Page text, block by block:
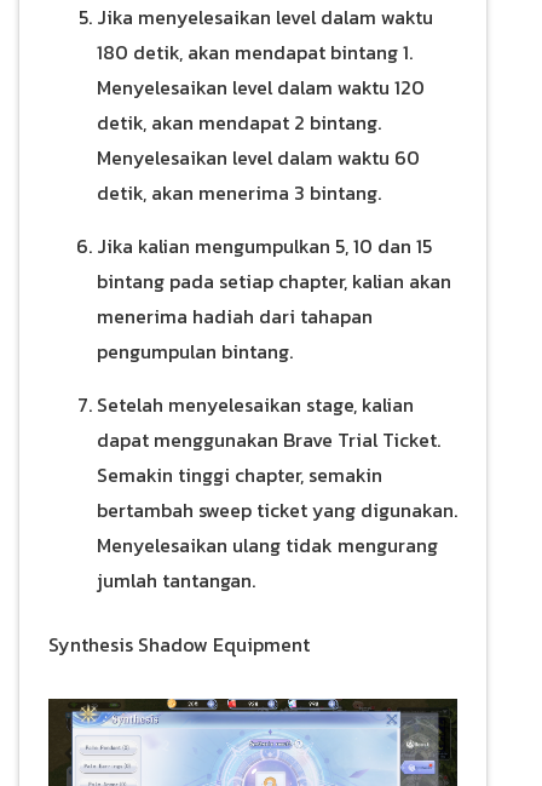
Jika menyelesaikan level dalam waktu
180 detik, akan mendapat bintang 1.
Menyelesaikan level dalam waktu 120
detik, akan mendapat 2 bintang.
Menyelesaikan level dalam waktu 60
detik, akan menerima 3 bintang.
Jika kalian mengumpulkan 5, 10 dan 15
bintang pada setiap chapter, kalian akan
menerima hadiah dari tahapan
pengumpulan bintang.
Setelah menyelesaikan stage, kalian
dapat menggunakan Brave Trial Ticket.
Semakin tinggi chapter, semakin
bertambah sweep ticket yang digunakan.
Menyelesaikan ulang tidak mengurang
jumlah tantangan.
Synthesis Shadow Equipment